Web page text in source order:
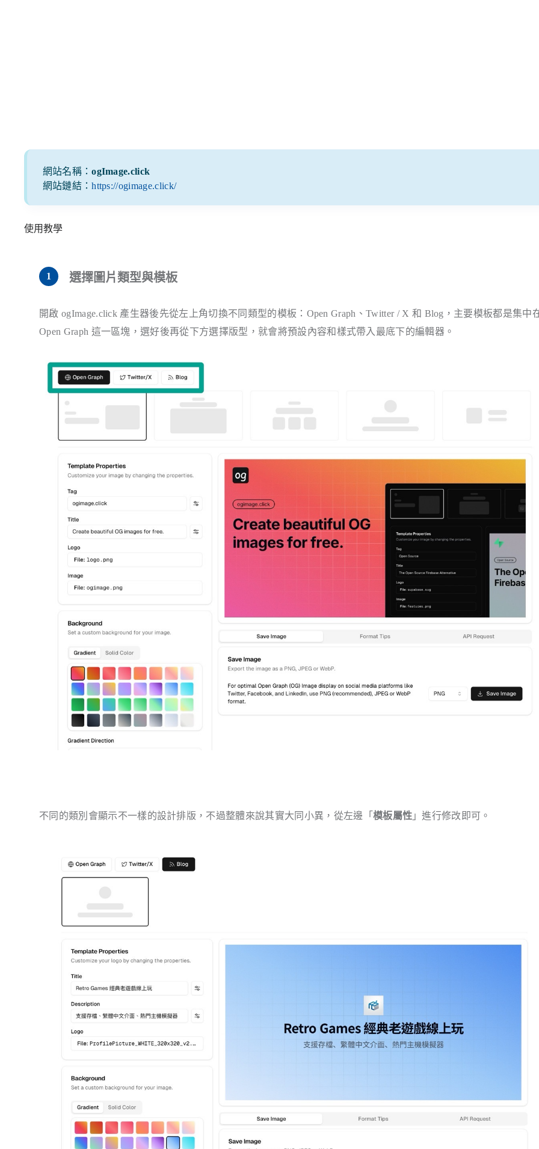
網站名稱：ogImage.click
網站鏈結：https://ogimage.click/
使用教學
選擇圖片類型與模板
開啟 ogImage.click 產生器後先從左上角切換不同類型的模板：Open Graph、Twitter / X 和 Blog，主要模板都是集中
Open Graph 這一區塊，選好後再從下方選擇版型，就會將預設內容和樣式帶入最底下的編輯器。
不同的類別會顯示不一樣的設計排版，不過整體來說其實大同小異，從左邊「 模板屬性 」進行修改即可。